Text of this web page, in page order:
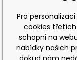
Pro
cookies
schopni na
nabídky našich